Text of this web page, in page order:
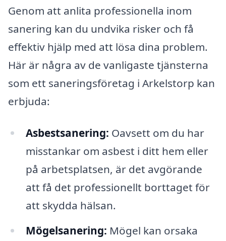
Genom att anlita professionella inom
sanering kan du undvika risker och få
effektiv hjälp med att lösa dina problem.
Här är några av de vanligaste tjänsterna
som ett saneringsföretag i Arkelstorp kan
erbjuda:
Asbestsanering: Oavsett om du har
misstankar om asbest i ditt hem eller
på arbetsplatsen, är det avgörande
att få det professionellt borttaget för
att skydda hälsan.
Mögelsanering: Mögel kan orsaka